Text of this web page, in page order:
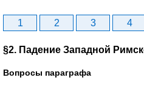
1 2 3 4
§2. Падение Западной
Вопросы параграфа